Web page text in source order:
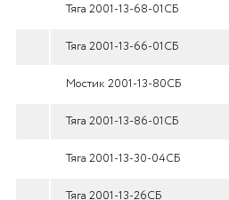
Тяга 2001-13-68-01СБ
Тяга 2001-13-66-01СБ
Мостик 2001-13-80СБ
Тяга 2001-13-86-01СБ
Тяга 2001-13-30-04СБ
Тяга 2001-13-26СБ